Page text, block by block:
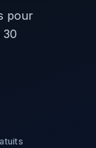
pour
30